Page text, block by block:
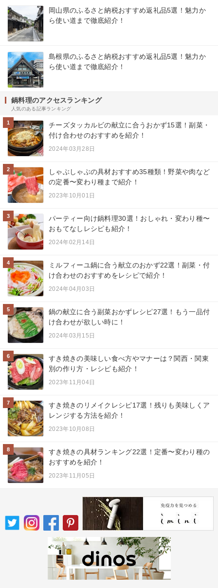
岡山県のふるさと納税おすすめ返礼品5選！魅力か
ら使い道まで徹底紹介！
島根県のふるさと納税おすすめ返礼品5選！魅力か
ら使い道まで徹底紹介！
鍋料理のアクセスランキング
人気のある記事ランキング
1
チーズタッカルビの献立に合うおかず15選！副菜・
付け合わせのおすすめを紹介！
2024年03月28日
2
しゃぶしゃぶの具材おすすめ35種類！野菜や肉など
の定番〜変わり種まで紹介！
2023年10月01日
3
パーティー向け鍋料理30選！おしゃれ・変わり種〜
おもてなしレシピも紹介！
2024年02月14日
4
ミルフィーユ鍋に合う献立のおかず22選！副菜・付
け合わせのおすすめをレシピで紹介！
2024年04月03日
5
鍋の献立に合う副菜おかずレシピ27選！もう一品付
け合わせが欲しい時に！
2024年03月15日
6
すき焼きの美味しい食べ方やマナーは？関西・関東
別の作り方・レシピも紹介！
2023年11月04日
7
すき焼きのリメイクレシピ17選！残りも美味しくア
レンジする方法を紹介！
2023年10月08日
8
すき焼きの具材ランキング22選！定番〜変わり種の
おすすめを紹介！
2023年11月05日